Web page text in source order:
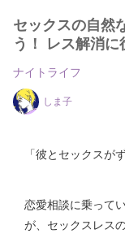
セックスの自然
う！ レス解消
ナイトライフ
しま子
「彼とセックスが
恋愛相談に乗って
が、セックスレス